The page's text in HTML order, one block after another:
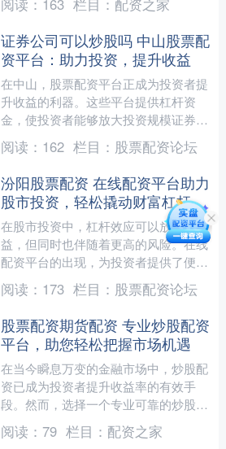
间。 * **正规合规：....
阅读： 163 栏目： 配资之家
证券公司可以炒股吗 中山股票配
资平台：助力投资，提升收益
在中山，股票配资平台正成为投资者提
升收益的利器。这些平台提供杠杆资
金，使投资者能够放大投资规模证券公
司可以炒股吗，从而获得更高的潜在回
报。 股票配资平台允许投资....
阅读： 162 栏目： 股票配资论坛
汾阳股票配资 在线配资平台助力
股市投资，轻松撬动财富杠杆
在股市投资中，杠杆效应可以放大收
益，但同时也伴随着更高的风险。在线
配资平台的出现，为投资者提供了便
捷、灵活的杠杆融资渠道，助力股市投
资，轻松撬动财富杠杆。 必选....
阅读： 173 栏目： 股票配资论坛
股票配资期货配资 专业炒股配资
平台，助您轻松把握市场机遇
在当今瞬息万变的金融市场中，炒股配
资已成为投资者提升收益率的有效手
段。然而，选择一个专业可靠的炒股配
资平台至关重要。 实盘股票配资是一
种融资方式，投资者通过配资....
阅读： 79 栏目： 配资之家